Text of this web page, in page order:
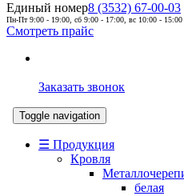
Единый номер8 (3532) 67-00-03
Пн-Пт 9:00 - 19:00, сб 9:00 - 17:00, вс 10:00 - 15:00
Смотреть прайс
Заказать звонок
Toggle navigation
☰ Продукция
Кровля
белая